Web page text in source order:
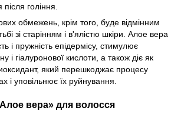
гоління.
обмежень, крім того, буде відмінним
зі старінням і в'ялістю шкіри. Алое вера
і пружність епідермісу, стимулює
і гіалуронової кислоти, а також діє як
який перешкоджає процесу
і уповільнює їх руйнування.
вера» для волосся